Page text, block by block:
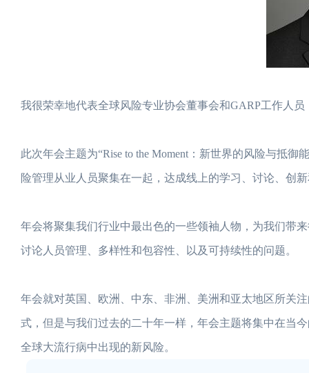
我很荣幸地代表全球风险专业协会董事会和GARP工作人
此次年会主题为“Rise to the Moment：新世界的风险与抵
险管理从业人员聚集在一起，达成线上的学习、讨论、创
年会将聚集我们行业中最出色的一些领袖人物，为我们带
讨论人员管理、多样性和包容性、以及可持续性的问题。
年会就对英国、欧洲、中东、非洲、美洲和亚太地区所关
式，但是与我们过去的二十年一样，年会主题将集中在当
全球大流行病中出现的新风险。